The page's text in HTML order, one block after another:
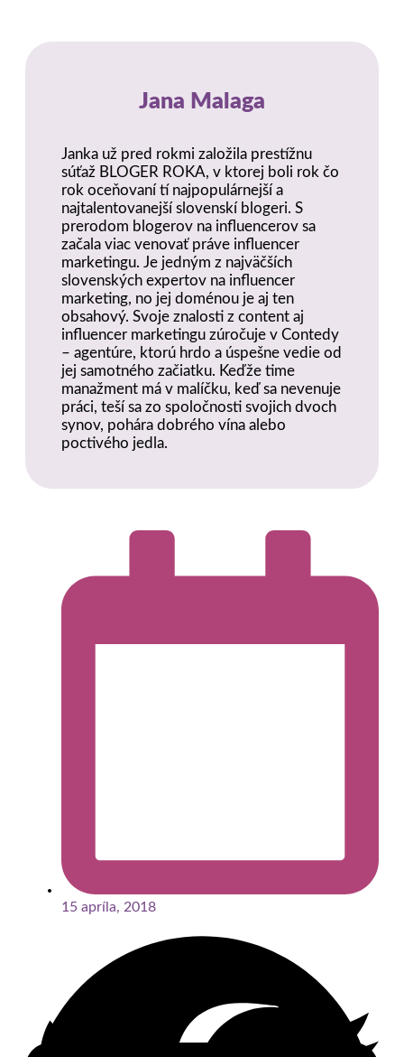
Jana Malaga
Janka už pred rokmi založila prestížnu
súťaž BLOGER ROKA, v ktorej boli rok čo
rok oceňovaní tí najpopulárnejší a
najtalentovanejší slovenskí blogeri. S
prerodom blogerov na influencerov sa
začala viac venovať práve influencer
marketingu. Je jedným z najväčších
slovenských expertov na influencer
marketing, no jej doménou je aj ten
obsahový. Svoje znalosti z content aj
influencer marketingu zúročuje v Contedy
– agentúre, ktorú hrdo a úspešne vedie od
jej samotného začiatku. Keďže time
manažment má v malíčku, keď sa nevenuje
práci, teší sa zo spoločnosti svojich dvoch
synov, pohára dobrého vína alebo
poctivého jedla.
15 apríla, 2018